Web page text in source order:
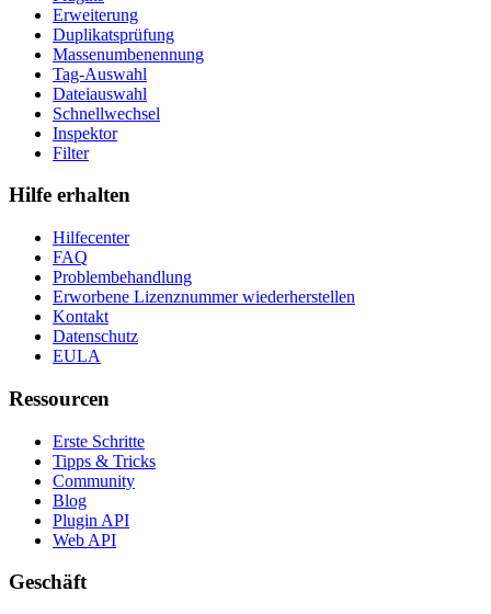
Erweiterung
Duplikatsprüfung
Massenumbenennung
Tag-Auswahl
Dateiauswahl
Schnellwechsel
Inspektor
Filter
Hilfe erhalten
Hilfecenter
FAQ
Problembehandlung
Erworbene Lizenznummer wiederherstellen
Kontakt
Datenschutz
EULA
Ressourcen
Erste Schritte
Tipps & Tricks
Community
Blog
Plugin API
Web API
Geschäft